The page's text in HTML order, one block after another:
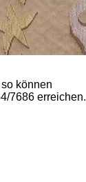
können
7686 erreichen.